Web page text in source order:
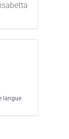
langue